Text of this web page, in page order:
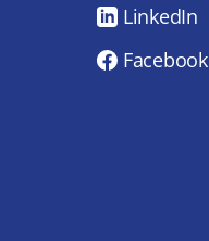
LinkedIn
Facebook